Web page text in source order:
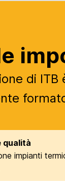
di
qualità
impianti